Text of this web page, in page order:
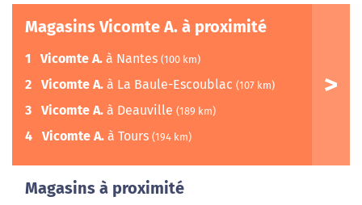
Magasins Vicomte A. à proximité
1 Vicomte A. à Nantes (100 km)
2 Vicomte A. à La Baule-Escoublac (107 km)
3 Vicomte A. à Deauville (189 km)
4 Vicomte A. à Tours (194 km)
Magasins à proximité